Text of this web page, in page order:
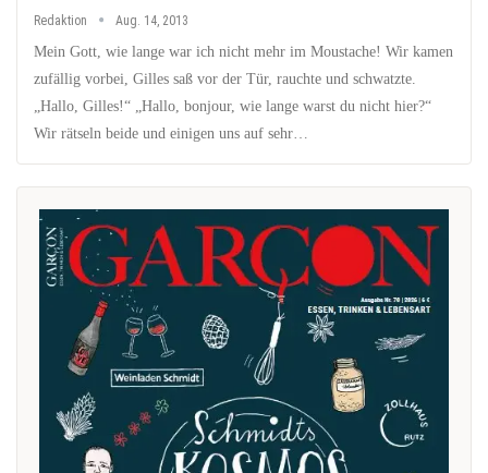
Redaktion Aug. 14, 2013
Mein Gott, wie lange war ich nicht mehr im Moustache! Wir kamen
zufällig vorbei, Gilles saß vor der Tür, rauchte und schwatzte.
„Hallo, Gilles!“ „Hallo, bonjour, wie lange warst du nicht hier?“
Wir rätseln beide und einigen uns auf sehr…